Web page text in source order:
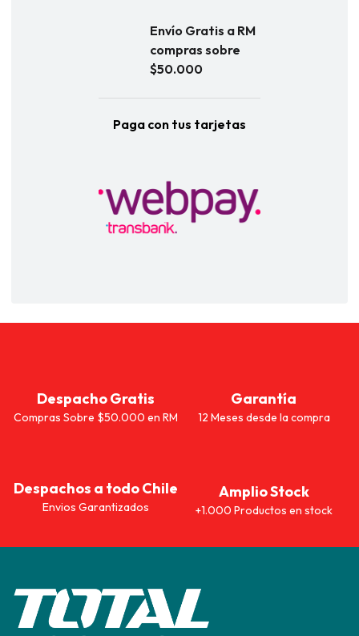
Envío Gratis a RM
compras sobre
$50.000
Paga con tus tarjetas
Despacho Gratis
Compras Sobre $50.000 en RM
Garantía
12 Meses desde la compra
Despachos a todo Chile
Envios Garantizados
Amplio Stock
+1.000 Productos en stock